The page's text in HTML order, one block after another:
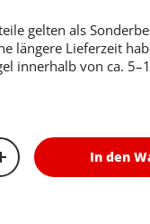
gelten als
längere Lieferzeit
innerhalb von ca.
Menge erhöhenIn den